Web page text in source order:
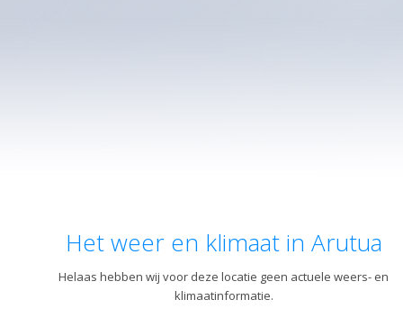
Het weer en klimaat in Arutua
Helaas hebben wij voor deze locatie geen actuele weers- en
klimaatinformatie.